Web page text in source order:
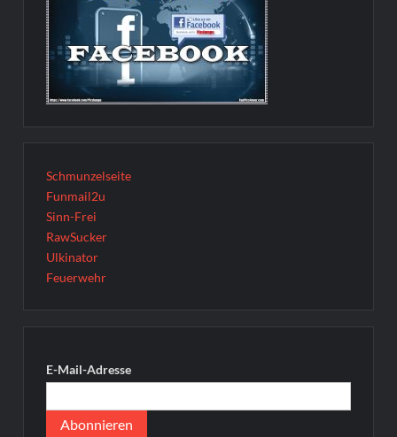
Schmunzelseite
Funmail2u
Sinn-Frei
RawSucker
Ulkinator
Feuerwehr
E-Mail-Adresse